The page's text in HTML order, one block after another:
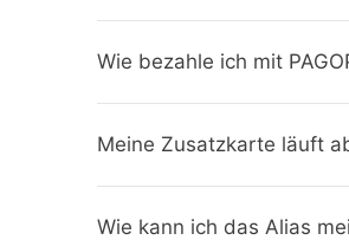
Wie bezahle ich mit
Meine Zusatzkarte läuft
Wie kann ich das Alias